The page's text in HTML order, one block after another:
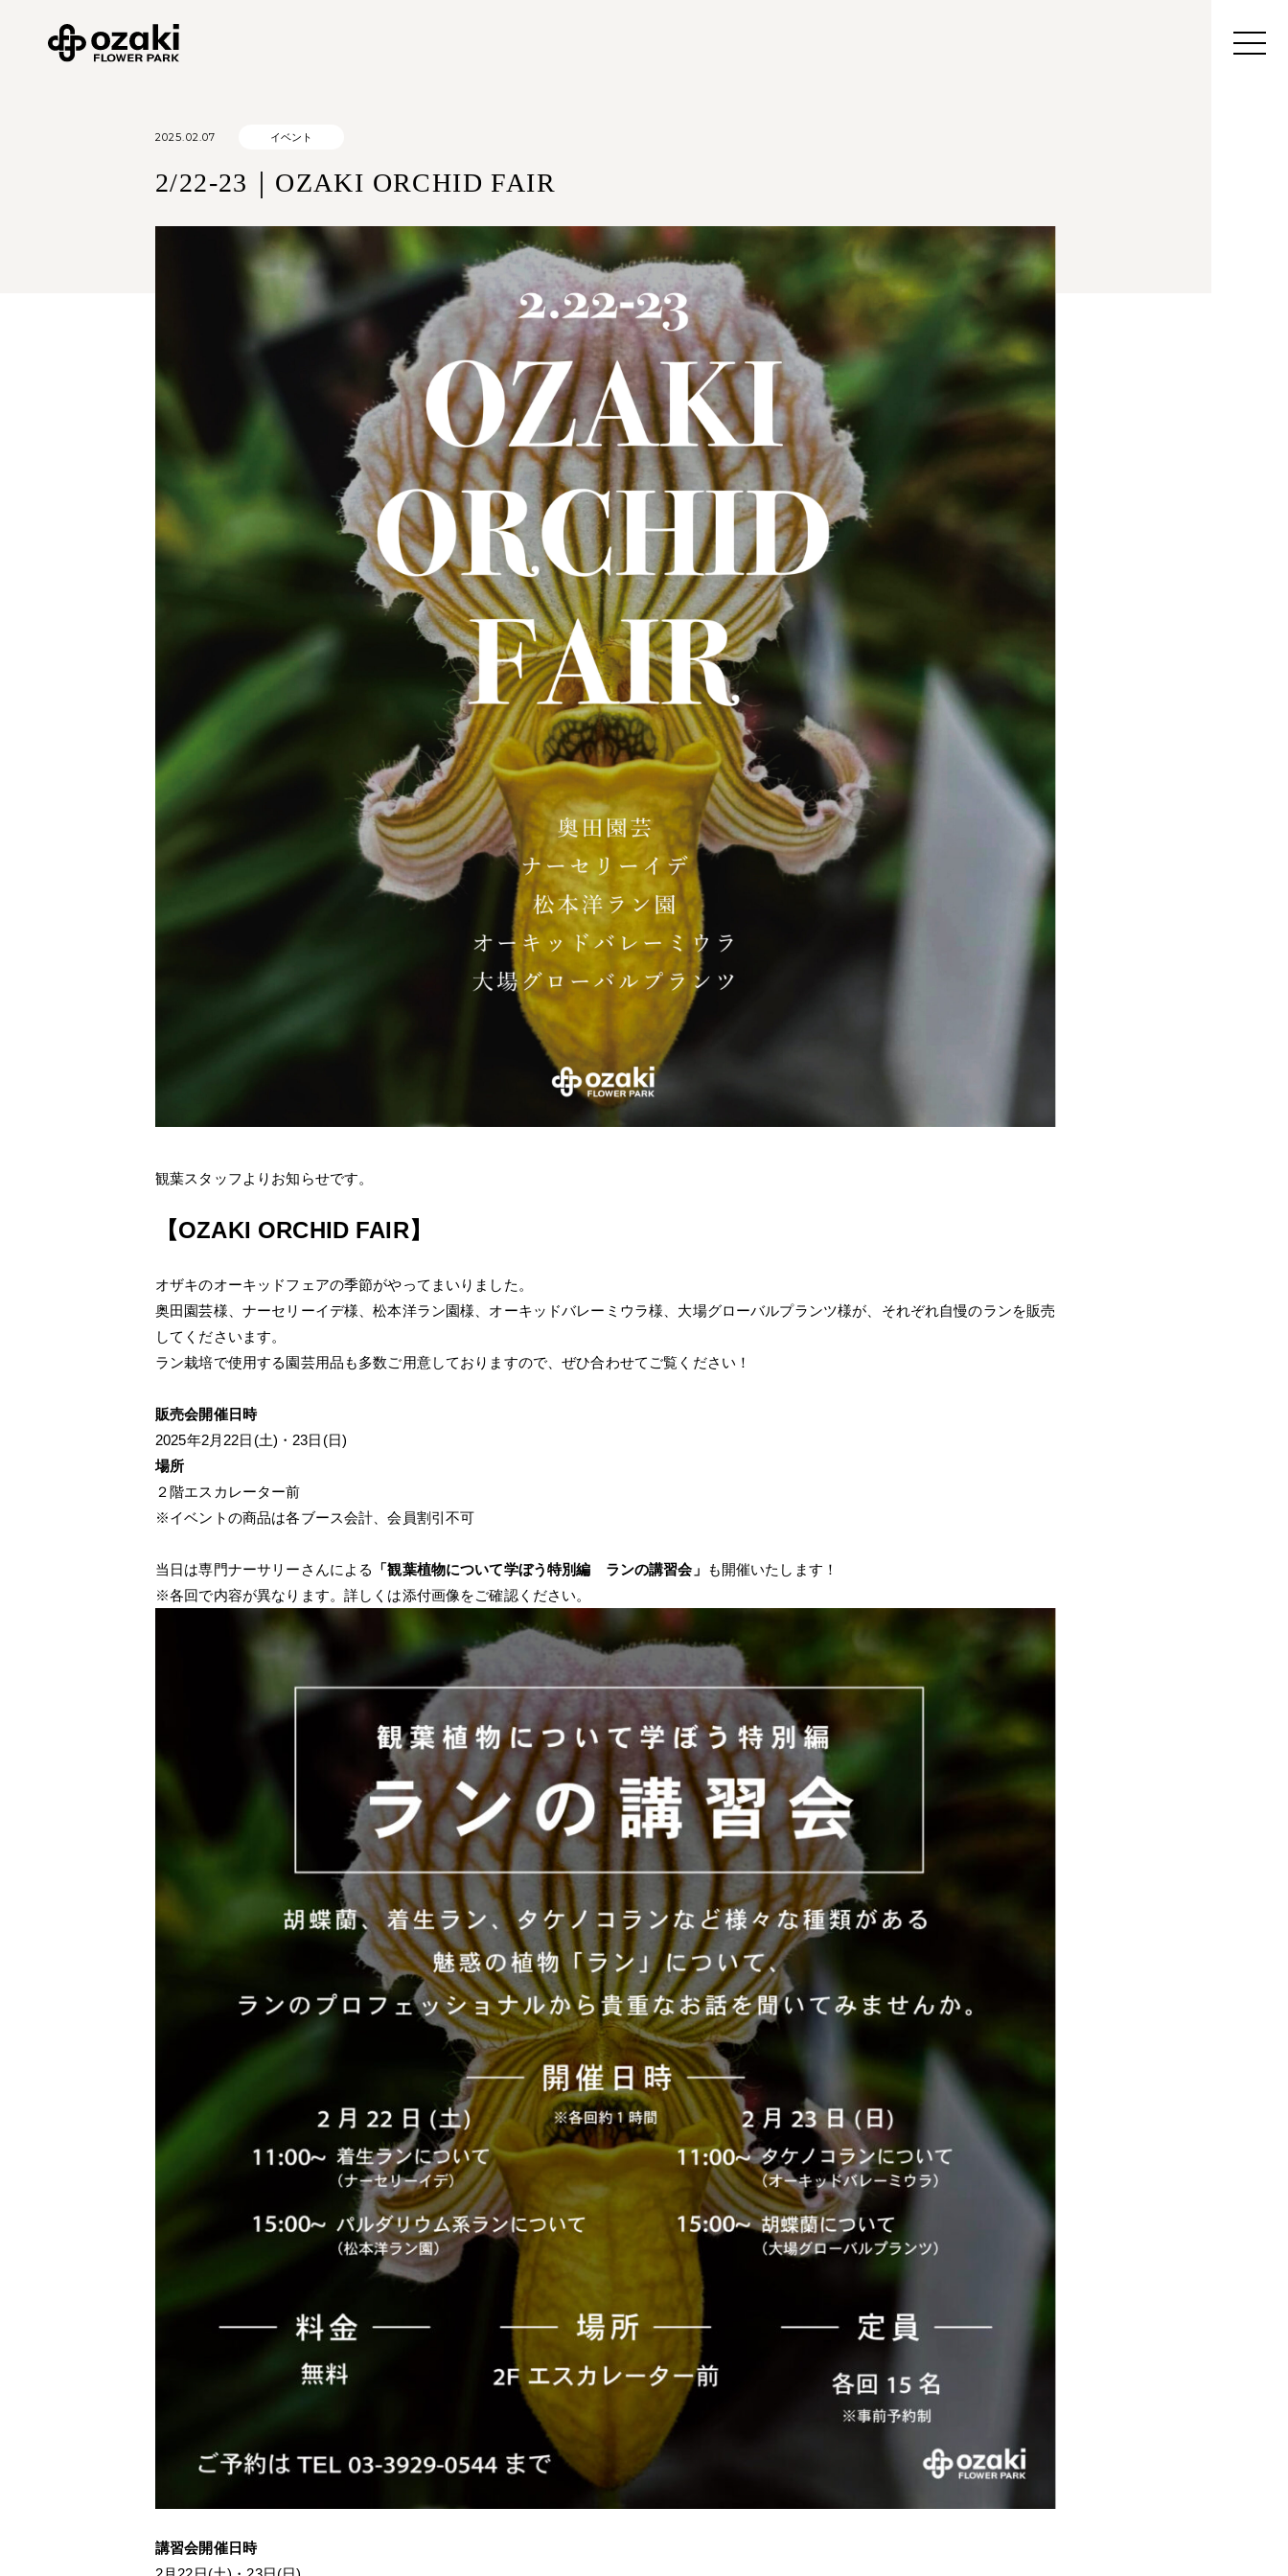
2025.02.07 イベント
2/22-23｜OZAKI ORCHID FAIR
観葉スタッフよりお知らせです。
【OZAKI ORCHID FAIR】
オザキのオーキッドフェアの季節がやってまいりました。
奥田園芸様、ナーセリーイデ様、松本洋ラン園様、オーキッドバレーミウラ様、大場グローバルプランツ様が、それぞれ自慢のランを販売
してくださいます。
ラン栽培で使用する園芸用品も多数ご用意しておりますので、ぜひ合わせてご覧ください！
販売会開催日時
2025年2月22日(土)・23日(日)
場所
２階エスカレーター前
※イベントの商品は各ブース会計、会員割引不可
当日は専門ナーサリーさんによる 「観葉植物について学ぼう特別編 ランの講習会」 も開催いたします！
※各回で内容が異なります。詳しくは添付画像をご確認ください。
講習会開催日時